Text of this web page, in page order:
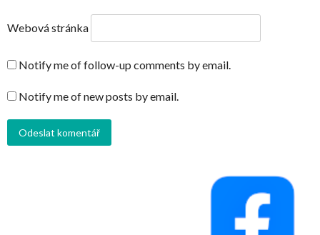
Webová stránka
Notify me of follow-up comments by email.
Notify me of new posts by email.